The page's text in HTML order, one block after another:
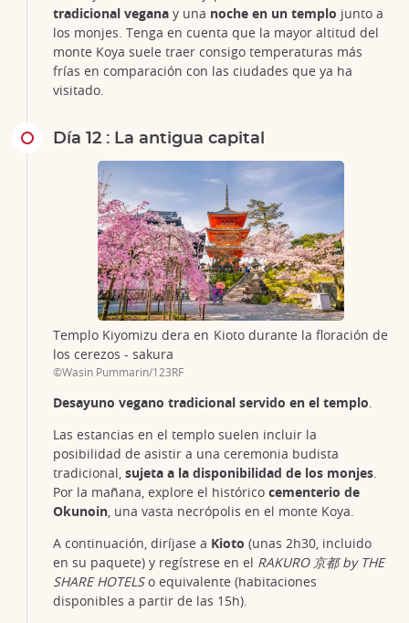
tradicional vegana y una noche en un templo junto a
los monjes. Tenga en cuenta que la mayor altitud del
monte Koya suele traer consigo temperaturas más
frías en comparación con las ciudades que ya ha
visitado.
Día 12 : La antigua capital
Templo Kiyomizu dera en Kioto durante la floración de
los cerezos - sakura
©Wasin Pummarin/123RF
Desayuno vegano tradicional servido en el templo.
Las estancias en el templo suelen incluir la
posibilidad de asistir a una ceremonia budista
tradicional, sujeta a la disponibilidad de los monjes.
Por la mañana, explore el histórico cementerio de
Okunoin, una vasta necrópolis en el monte Koya.
A continuación, diríjase a Kioto (unas 2h30, incluido
en su paquete) y regístrese en el RAKURO 京都 by THE
SHARE HOTELSo equivalente (habitaciones
disponibles a partir de las 15h).